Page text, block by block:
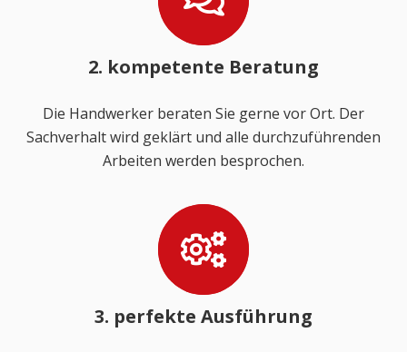
2. kompetente Beratung
Die Handwerker beraten Sie gerne vor Ort. Der
Sachverhalt wird geklärt und alle durchzuführenden
Arbeiten werden besprochen.
3. perfekte Ausführung